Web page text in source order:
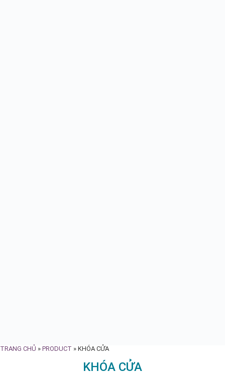
TRANG CHỦ » PRODUCT » KHÓA CỬA
KHÓA CỬA